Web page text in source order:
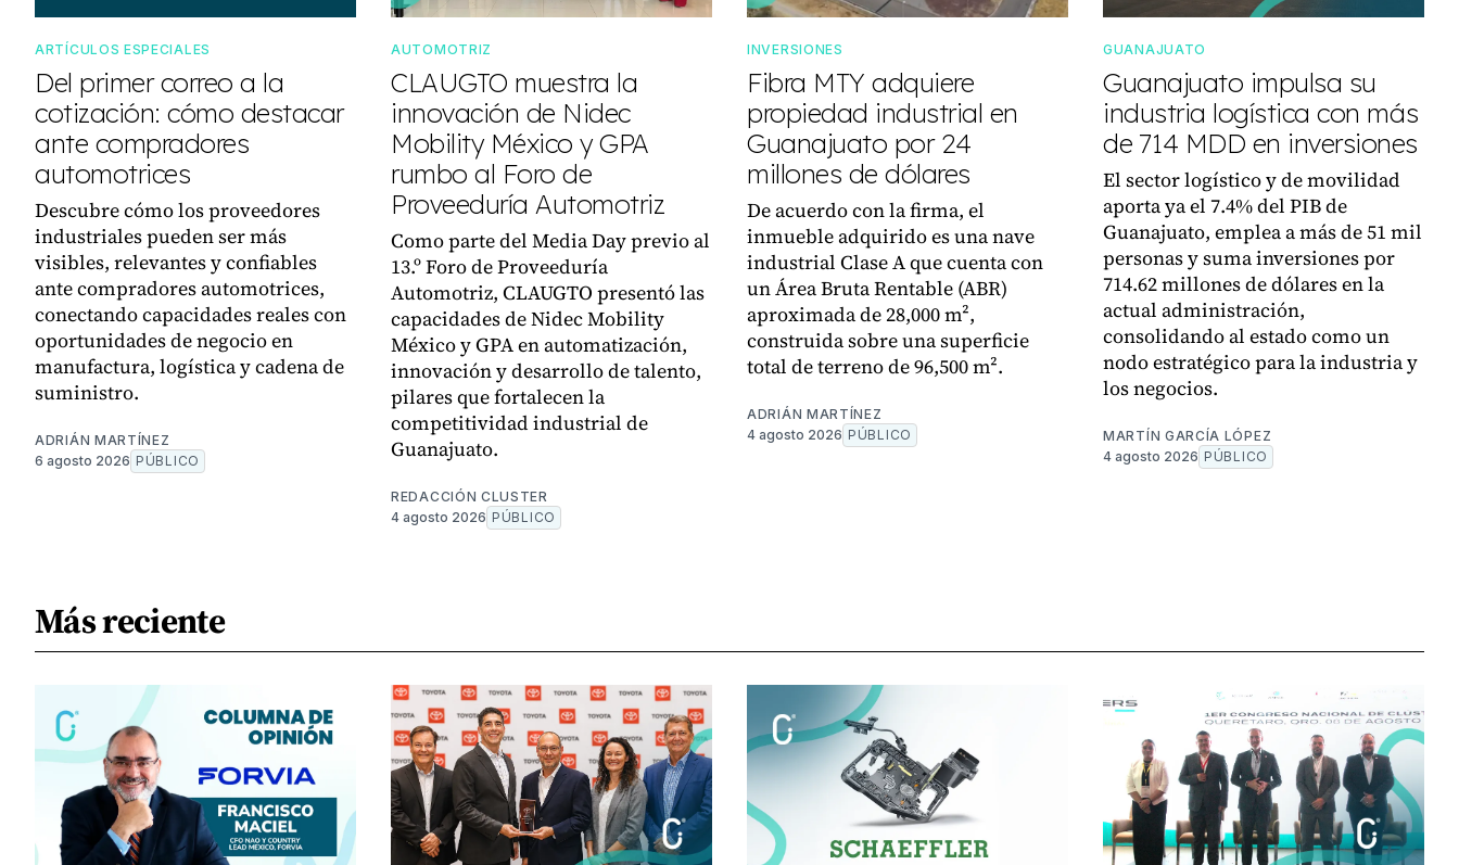
ARTÍCULOS ESPECIALES
Del primer correo a la
cotización: cómo destacar
ante compradores
automotrices
Descubre cómo los proveedores
industriales pueden ser más
visibles, relevantes y confiables
ante compradores automotrices,
conectando capacidades reales con
oportunidades de negocio en
manufactura, logística y cadena de
suministro.
ADRIÁN MARTÍNEZ
6 agosto 2026 PÚBLICO
AUTOMOTRIZ
CLAUGTO muestra la
innovación de Nidec
Mobility México y GPA
rumbo al Foro de
Proveeduría Automotriz
Como parte del Media Day previo al
13.º Foro de Proveeduría
Automotriz, CLAUGTO presentó las
capacidades de Nidec Mobility
México y GPA en automatización,
innovación y desarrollo de talento,
pilares que fortalecen la
competitividad industrial de
Guanajuato.
REDACCIÓN CLUSTER
4 agosto 2026 PÚBLICO
INVERSIONES
Fibra MTY adquiere
propiedad industrial en
Guanajuato por 24
millones de dólares
De acuerdo con la firma, el
inmueble adquirido es una nave
industrial Clase A que cuenta con
un Área Bruta Rentable (ABR)
aproximada de 28,000 m²,
construida sobre una superficie
total de terreno de 96,500 m².
ADRIÁN MARTÍNEZ
4 agosto 2026 PÚBLICO
GUANAJUATO
Guanajuato impulsa su
industria logística con más
de 714 MDD en inversiones
El sector logístico y de movilidad
aporta ya el 7.4% del PIB de
Guanajuato, emplea a más de 51 mil
personas y suma inversiones por
714.62 millones de dólares en la
actual administración,
consolidando al estado como un
nodo estratégico para la industria y
los negocios.
MARTÍN GARCÍA LÓPEZ
4 agosto 2026 PÚBLICO
Más reciente